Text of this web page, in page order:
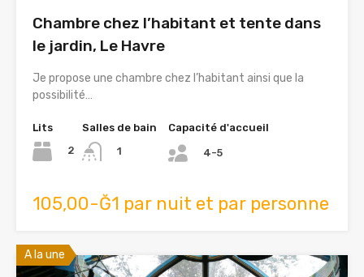
Chambre chez l’habitant et tente dans
le jardin, Le Havre
Je propose une chambre chez l’habitant ainsi que la
possibilité…
Lits
2
Salles de bain
1
Capacité d'accueil
4-5
105,00-Ğ1 par nuit et par personne
A la une